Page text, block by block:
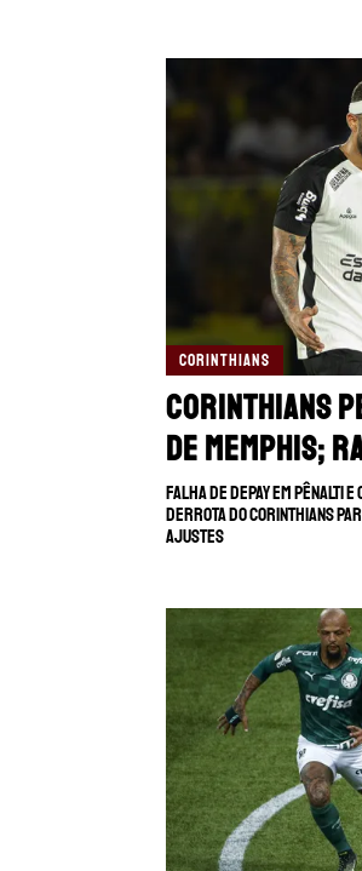
CORINTHIANS
Corinthians
de Memphis;
Falha de Depay em pênalti
derrota do Corinthians
ajustes